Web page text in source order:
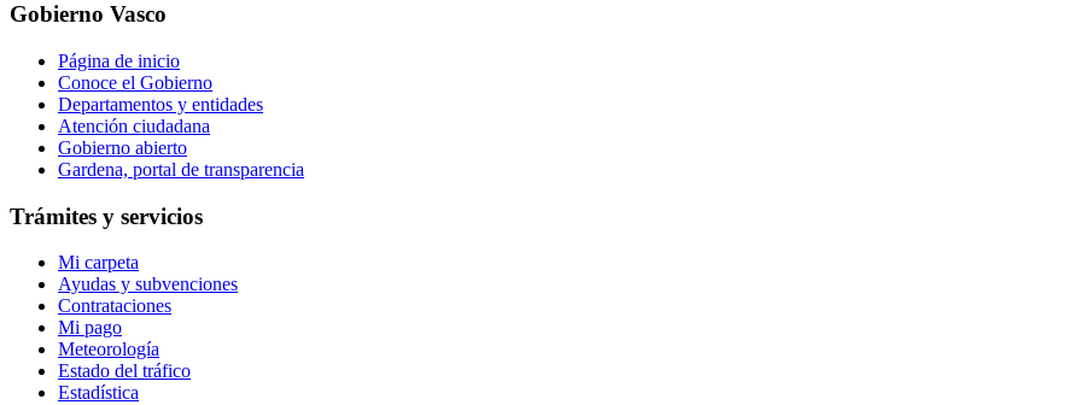
Gobierno Vasco
Página de inicio
Conoce el Gobierno
Departamentos y entidades
Atención ciudadana
Gobierno abierto
Gardena, portal de transparencia
Trámites y servicios
Mi carpeta
Ayudas y subvenciones
Contrataciones
Mi pago
Meteorología
Estado del tráfico
Estadística